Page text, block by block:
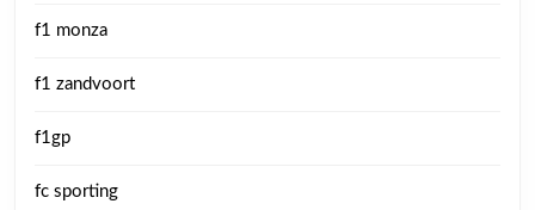
f1 monza
f1 zandvoort
f1gp
fc sporting